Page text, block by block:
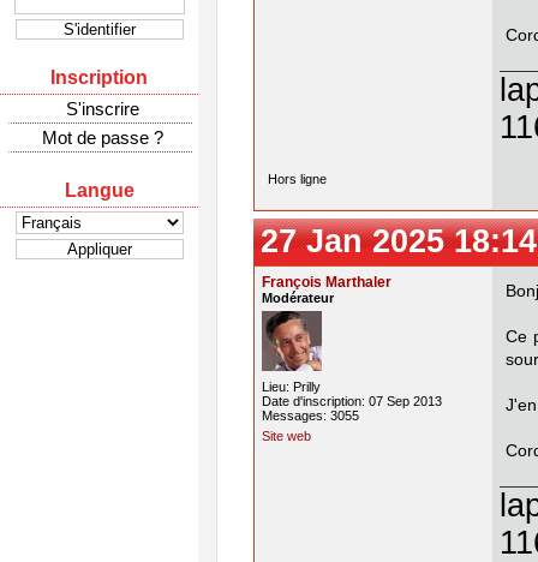
Inscription
S'inscrire
Mot de passe ?
Langue
Hors ligne
27 Jan 2025
François Marthaler
Modérateur
Lieu: Prilly
Date d'inscription: 07 Sep 2013
Messages: 3055
Site web
Ce